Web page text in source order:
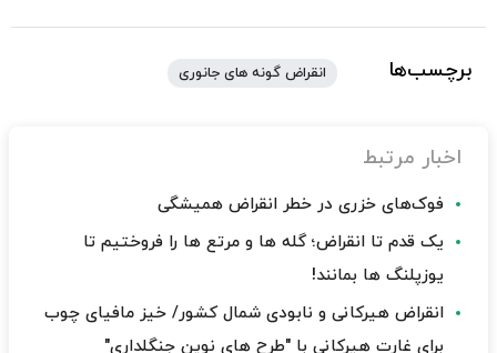
برچسب‌ها انقراض گونه های جانوری
اخبار مرتبط
فوک‌های خزری در خطر انقراض همیشگی
یک قدم تا انقراض؛ گله ها و مرتع ها را فروختیم تا
یوزپلنگ ها بمانند!
انقراض هیرکانی و نابودی شمال کشور/ خیز مافیای چوب
برای غارت هیرکانی با "طرح های نوین جنگلداری"